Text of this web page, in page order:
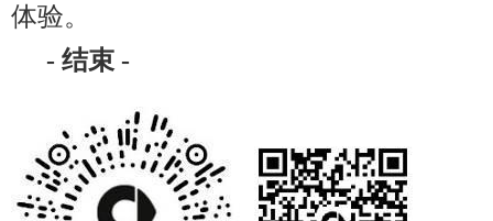
体验。
- 结束 -